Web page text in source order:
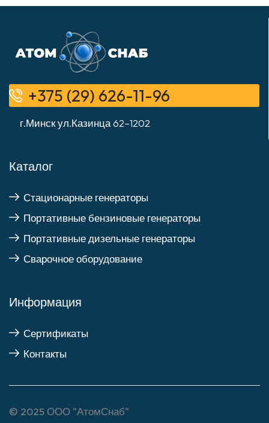
+375 (29) 626-11-96
г.Минск ул.Казинца 62–1202
Каталог
Стационарные генераторы
Портативные бензиновые генераторы
Портативные дизельные генераторы
Сварочное оборудование
Информация
Сертификаты
Контакты
© 2025 ООО "АтомСнаб"